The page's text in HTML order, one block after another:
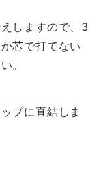
しますので、3
芯で打てない
。
プに直結しま